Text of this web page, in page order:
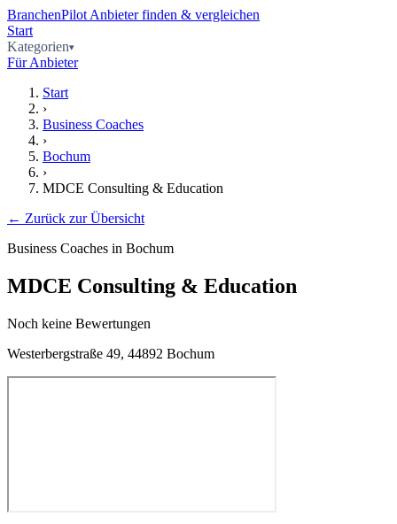
BranchenPilot Anbieter finden & vergleichen
Start
Kategorien
Für Anbieter
Start
›
Business Coaches
›
Bochum
›
MDCE Consulting & Education
← Zurück zur Übersicht
Business Coaches in Bochum
MDCE Consulting & Education
Noch keine Bewertungen
Westerbergstraße 49, 44892 Bochum